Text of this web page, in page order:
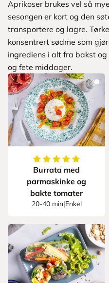
Aprikoser brukes vel så
sesongen er kort og den
transportere og lagre.
konsentrert sødme som
ingrediens i alt fra bakst
og fete middager.
5av5stjerner
Burrata med
parmaskinke og
bakte tomater
20-40 min|Enkel